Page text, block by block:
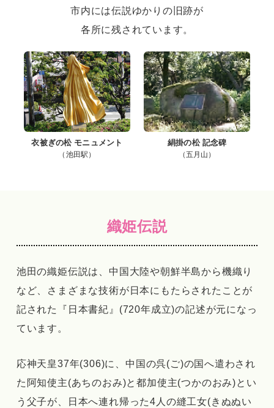
市内には伝説ゆかりの旧跡が
各所に残されています。
衣被ぎの松 モニュメント
（池田駅）
絹掛の松 記念碑
（五月山）
織姫伝説
池田の織姫伝説は、中国大陸や朝鮮半島から機織り
など、さまざまな技術が日本にもたらされたことが
記された『日本書紀』(720年成立)の記述が元になっ
ています。
応神天皇37年(306)に、中国の呉(ご)の国へ遣わされ
た阿知使主(あちのおみ)と都加使主(つかのおみ)とい
う父子が、日本へ連れ帰った4人の縫工女(きぬぬい